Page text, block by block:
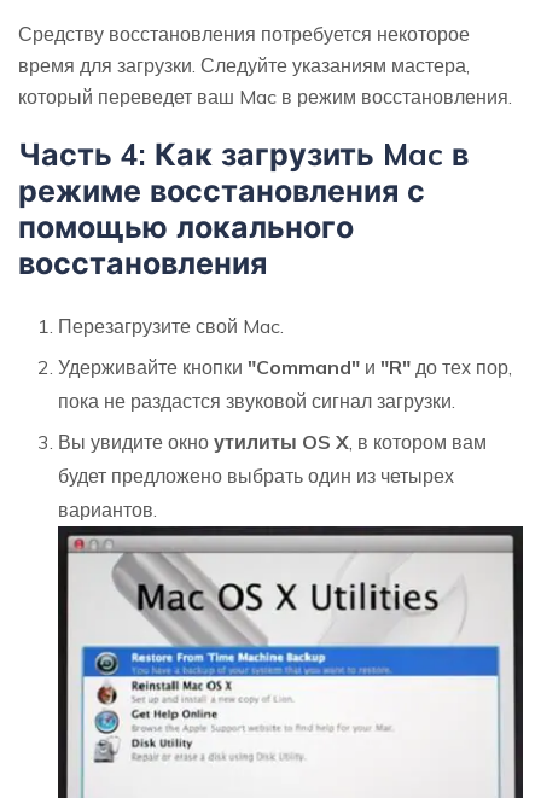
Средству восстановления потребуется некоторое
время для загрузки. Следуйте указаниям мастера,
который переведет ваш Mac в режим восстановления.
Часть 4: Как загрузить Mac в
режиме восстановления с
помощью локального
восстановления
Перезагрузите свой Mac.
Удерживайте кнопки "Command" и "R" до тех пор,
пока не раздастся звуковой сигнал загрузки.
Вы увидите окно утилиты OS X , в котором вам
будет предложено выбрать один из четырех
вариантов.